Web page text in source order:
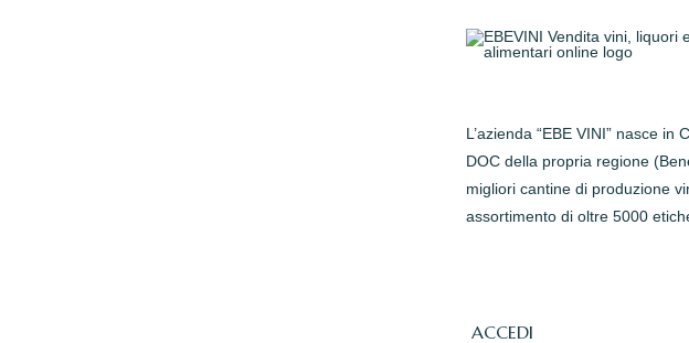
L’azienda “EBE VINI” nasce
DOC della propria regione
migliori cantine di produzione
assortimento di oltre 5000
ACCEDI